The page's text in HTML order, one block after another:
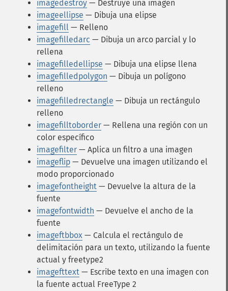
imagedestroy — Destruye una imagen
imageellipse — Dibuja una elipse
imagefill — Relleno
imagefilledarc — Dibuja un arco parcial y lo
rellena
imagefilledellipse — Dibuja una elipse llena
imagefilledpolygon — Dibuja un polígono
relleno
imagefilledrectangle — Dibuja un rectángulo
relleno
imagefilltoborder — Rellena una región con un
color específico
imagefilter — Aplica un filtro a una imagen
imageflip — Devuelve una imagen utilizando el
modo proporcionado
imagefontheight — Devuelve la altura de la
fuente
imagefontwidth — Devuelve el ancho de la
fuente
imageftbbox — Calcula el rectángulo de
delimitación para un texto, utilizando la fuente
actual y freetype2
imagefttext — Escribe texto en una imagen con
la fuente actual FreeType 2